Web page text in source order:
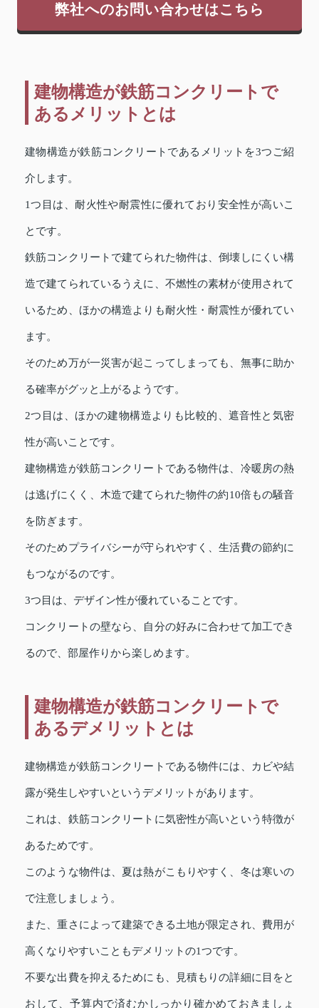
弊社へのお問い合わせはこちら
建物構造が鉄筋コンクリートで
あるメリットとは
建物構造が鉄筋コンクリートであるメリットを3つご紹
介します。
1つ目は、耐火性や耐震性に優れており安全性が高いこ
とです。
鉄筋コンクリートで建てられた物件は、倒壊しにくい構
造で建てられているうえに、不燃性の素材が使用されて
いるため、ほかの構造よりも耐火性・耐震性が優れてい
ます。
そのため万が一災害が起こってしまっても、無事に助か
る確率がグッと上がるようです。
2つ目は、ほかの建物構造よりも比較的、遮音性と気密
性が高いことです。
建物構造が鉄筋コンクリートである物件は、冷暖房の熱
は逃げにくく、木造で建てられた物件の約10倍もの騒音
を防ぎます。
そのためプライバシーが守られやすく、生活費の節約に
もつながるのです。
3つ目は、デザイン性が優れていることです。
コンクリートの壁なら、自分の好みに合わせて加工でき
るので、部屋作りから楽しめます。
建物構造が鉄筋コンクリートで
あるデメリットとは
建物構造が鉄筋コンクリートである物件には、カビや結
露が発生しやすいというデメリットがあります。
これは、鉄筋コンクリートに気密性が高いという特徴が
あるためです。
このような物件は、夏は熱がこもりやすく、冬は寒いの
で注意しましょう。
また、重さによって建築できる土地が限定され、費用が
高くなりやすいこともデメリットの1つです。
不要な出費を抑えるためにも、見積もりの詳細に目をと
おして、予算内で済むかしっかり確かめておきましょ